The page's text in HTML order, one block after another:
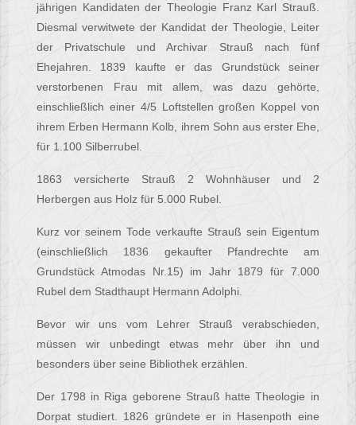
jährigen Kandidaten der Theologie Franz Karl Strauß.
Diesmal verwitwete der Kandidat der Theologie, Leiter
der Privatschule und Archivar Strauß nach fünf
Ehejahren. 1839 kaufte er das Grundstück seiner
verstorbenen Frau mit allem, was dazu gehörte,
einschließlich einer 4/5 Loftstellen großen Koppel von
ihrem Erben Hermann Kolb, ihrem Sohn aus erster Ehe,
für 1.100 Silberrubel.
1863 versicherte Strauß 2 Wohnhäuser und 2
Herbergen aus Holz für 5.000 Rubel.
Kurz vor seinem Tode verkaufte Strauß sein Eigentum
(einschließlich 1836 gekaufter Pfandrechte am
Grundstück Atmodas Nr.15) im Jahr 1879 für 7.000
Rubel dem Stadthaupt Hermann Adolphi.
Bevor wir uns vom Lehrer Strauß verabschieden,
müssen wir unbedingt etwas mehr über ihn und
besonders über seine Bibliothek erzählen.
Der 1798 in Riga geborene Strauß hatte Theologie in
Dorpat studiert. 1826 gründete er in Hasenpoth eine